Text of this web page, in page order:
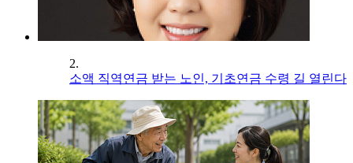
2.
소액 직역연금 받는 노인, 기초연금 수령 길 열린다